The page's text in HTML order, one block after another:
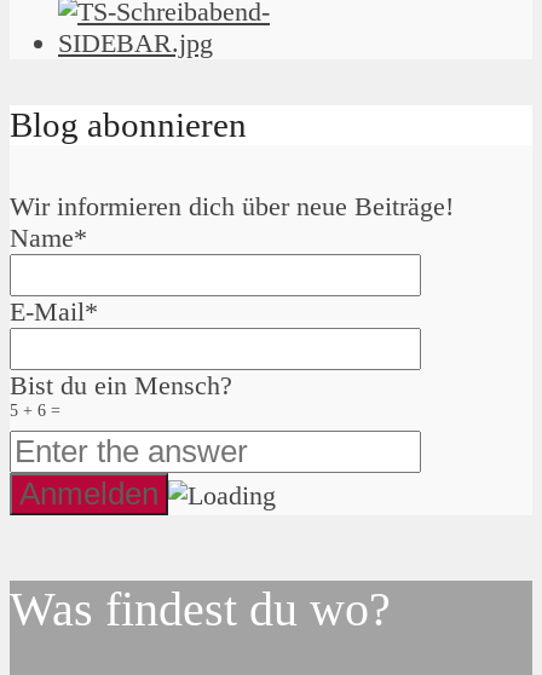
Blog abonnieren
Wir informieren dich über neue Beiträge!
Name*
E-Mail*
Bist du ein Mensch?
5 + 6 =
Was findest du wo?